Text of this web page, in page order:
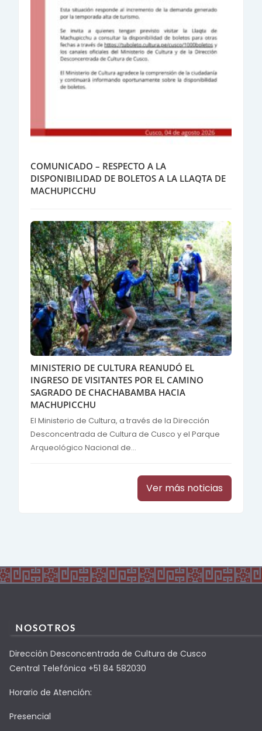
COMUNICADO – RESPECTO A LA
DISPONIBILIDAD DE BOLETOS A LA LLAQTA DE
MACHUPICCHU
MINISTERIO DE CULTURA REANUDÓ EL
INGRESO DE VISITANTES POR EL CAMINO
SAGRADO DE CHACHABAMBA HACIA
MACHUPICCHU
El Ministerio de Cultura, a través de la Dirección
Desconcentrada de Cultura de Cusco y el Parque
Arqueológico Nacional de...
Ver más noticias
NOSOTROS
Dirección Desconcentrada de Cultura de Cusco
Central Telefónica +51 84 582030
Horario de Atención:
Presencial